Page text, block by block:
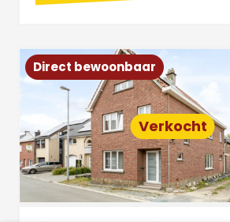
Direct bewoonbaar
Verkocht